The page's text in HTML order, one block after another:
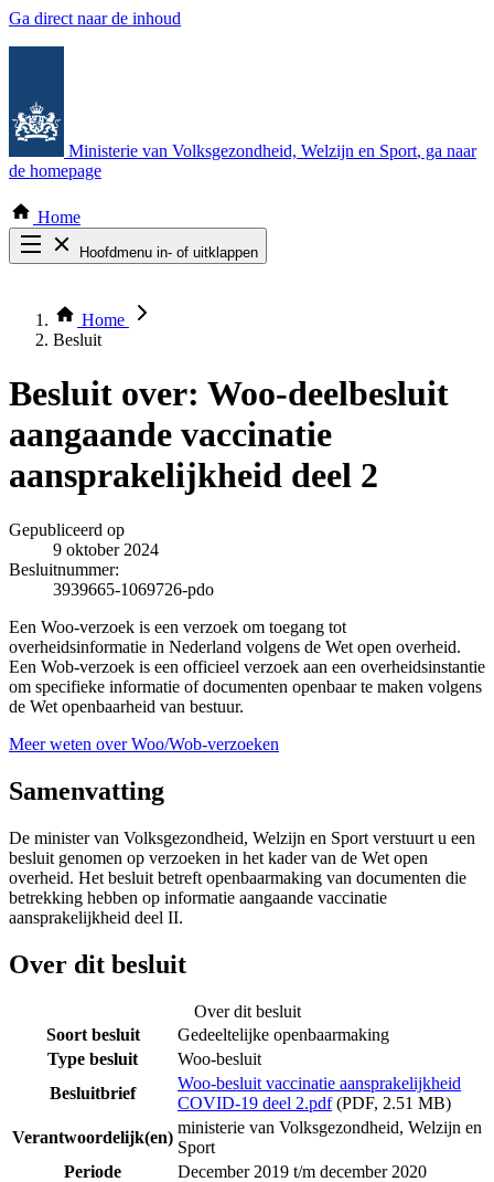
Ga direct naar de inhoud
Ministerie van Volksgezondheid, Welzijn en Sport, ga naar
de homepage
Home
Hoofdmenu in- of uitklappen
Thema COVID-19
Bekijk per bestuursorgaan
Home
Besluit
Besluit over: Woo-deelbesluit
aangaande vaccinatie
aansprakelijkheid deel 2
Gepubliceerd op
9 oktober 2024
Besluitnummer:
3939665-1069726-pdo
Een Woo-verzoek is een verzoek om toegang tot
overheidsinformatie in Nederland volgens de Wet open overheid.
Een Wob-verzoek is een officieel verzoek aan een overheidsinstantie
om specifieke informatie of documenten openbaar te maken volgens
de Wet openbaarheid van bestuur.
Meer weten over Woo/Wob-verzoeken
Samenvatting
De minister van Volksgezondheid, Welzijn en Sport verstuurt u een
besluit genomen op verzoeken in het kader van de Wet open
overheid. Het besluit betreft openbaarmaking van documenten die
betrekking hebben op informatie aangaande vaccinatie
aansprakelijkheid deel II.
Over dit besluit
Over dit besluit
Soort besluit
Gedeeltelijke openbaarmaking
Type besluit
Woo-besluit
Besluitbrief
Woo-besluit vaccinatie aansprakelijkheid
COVID-19 deel 2.pdf(PDF, 2.51 MB)
Verantwoordelijk(en)
ministerie van Volksgezondheid, Welzijn en
Sport
Periode
December 2019 t/m december 2020